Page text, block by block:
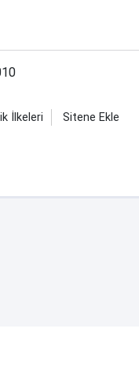
İlkeleri Sitene Ekle